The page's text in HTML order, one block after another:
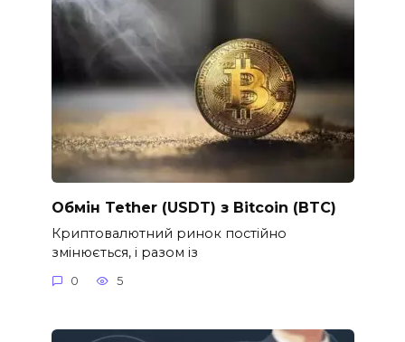
Обмін Tether (USDT) з Bitcoin (BTC)
Криптовалютний ринок постійно
змінюється, і разом із
0 5